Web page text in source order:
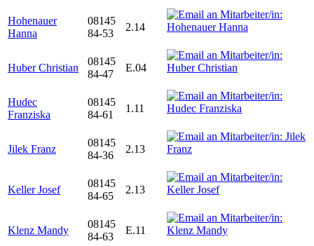
Hohenauer
Hanna
08145
84-53
2.14
Huber Christian
08145
84-47
E.04
Hudec
Franziska
08145
84-61
1.11
Jilek Franz
08145
84-36
2.13
Keller Josef
08145
84-65
2.13
Klenz Mandy
08145
84-63
E.11